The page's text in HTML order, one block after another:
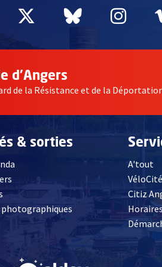
une nouvelle
Twitter
, Ouvre une
Bluesky
, Ouvre
,
d'Angers
de la Résistance et de la Déportation
& sorties
une nouvelle fenêtre
A'tout
VéloCité
Citiz
, Ouvre une